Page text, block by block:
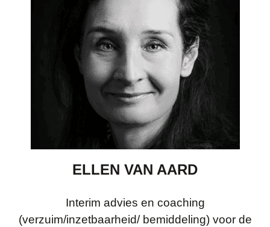
ELLEN VAN AARD
Interim advies en coaching
(verzuim/inzetbaarheid/ bemiddeling) voor de